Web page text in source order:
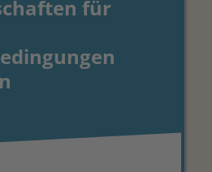
für